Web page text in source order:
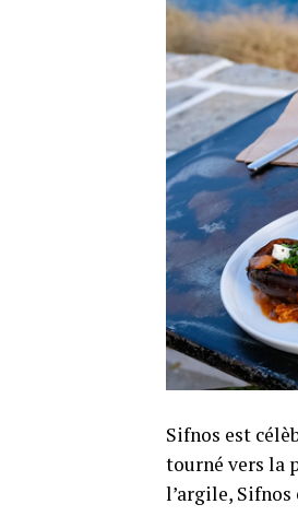
Sifnos est
tourné vers la
l’argile,